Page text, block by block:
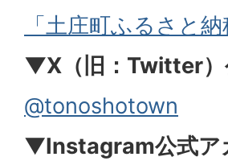
「土庄町ふるさと納
▼X（旧：Twitter）
@tonoshotown
▼Instagram公式ア